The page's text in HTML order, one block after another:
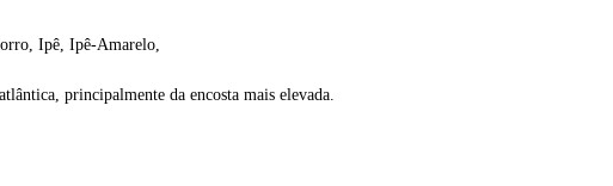
Ipê, Ipê-Amarelo,
principalmente da encosta mais elevada.